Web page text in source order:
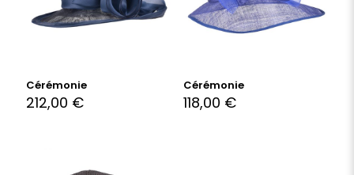
Cérémonie
212,00 €
Cérémonie
118,00 €